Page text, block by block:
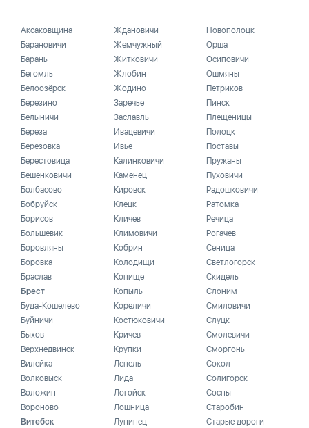
Аксаковщина
Барановичи
Барань
Бегомль
Белоозёрск
Березино
Белыничи
Береза
Березовка
Берестовица
Бешенковичи
Болбасово
Бобруйск
Борисов
Большевик
Боровляны
Боровка
Браслав
Брест
Буда-Кошелево
Буйничи
Быхов
Верхнедвинск
Вилейка
Волковыск
Воложин
Вороново
Витебск
Ждановичи
Жемчужный
Житковичи
Жлобин
Жодино
Заречье
Заславль
Ивацевичи
Ивье
Калинковичи
Каменец
Кировск
Клецк
Кличев
Климовичи
Кобрин
Колодищи
Копище
Копыль
Кореличи
Костюковичи
Кричев
Крупки
Лепель
Лида
Логойск
Лошница
Лунинец
Новополоцк
Орша
Осиповичи
Ошмяны
Петриков
Пинск
Плещеницы
Полоцк
Поставы
Пружаны
Пуховичи
Радошковичи
Ратомка
Речица
Рогачев
Сеница
Светлогорск
Скидель
Слоним
Смиловичи
Слуцк
Смолевичи
Сморгонь
Сокол
Солигорск
Сосны
Старобин
Старые дороги